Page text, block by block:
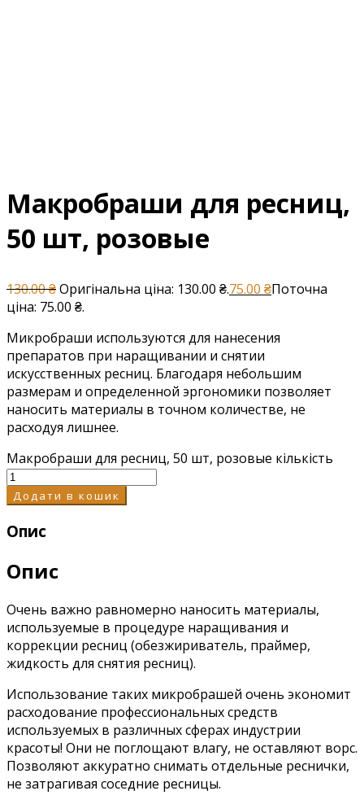
Макробраши для ресниц,
50 шт, розовые
130.00₴Оригінальна ціна: 130.00 ₴.75.00 ₴Поточна
ціна: 75.00 ₴.
Микробраши используются для нанесения
препаратов при наращивании и снятии
искусственных ресниц. Благодаря небольшим
размерам и определенной эргономики позволяет
наносить материалы в точном количестве, не
расходуя лишнее.
Макробраши для ресниц, 50 шт, розовые кількість
Додати в кошик
Опис
Опис
Очень важно равномерно наносить материалы,
используемые в процедуре наращивания и
коррекции ресниц (обезжириватель, праймер,
жидкость для снятия ресниц).
Использование таких микробрашей очень экономит
расходование профессиональных средств
используемых в различных сферах индустрии
красоты! Они не поглощают влагу, не оставляют ворс.
Позволяют аккуратно снимать отдельные реснички,
не затрагивая соседние ресницы.